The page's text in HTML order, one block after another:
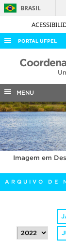
BRASIL
PORTAL UFPEL
ACESSO À
COBALTO
CONCURSOS
EDITAIS
INTERNACIONAL
OUVIDORIA
PORTARIAS
TELEFONES
MENU
Imagem em
ARQUIVO DE